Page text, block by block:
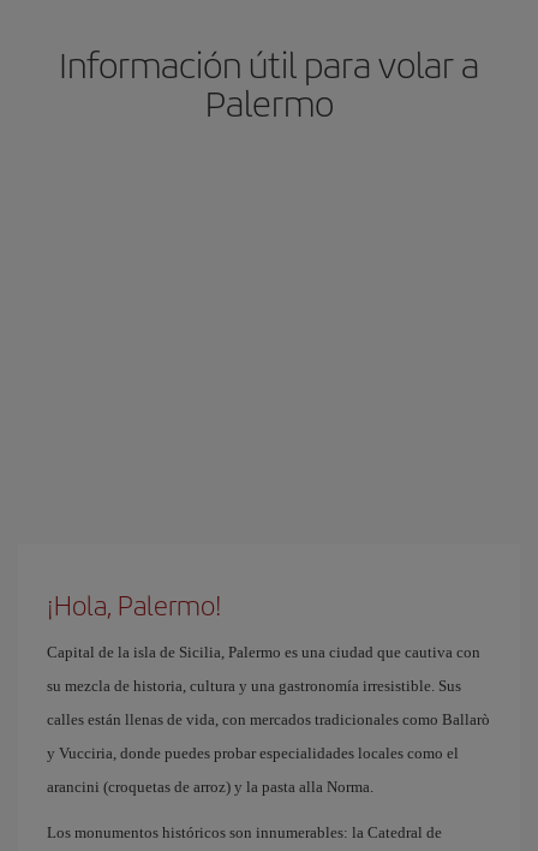
Información útil para volar a
Palermo
¡Hola, Palermo!
Capital de la isla de Sicilia, Palermo es una ciudad que cautiva con
su mezcla de historia, cultura y una gastronomía irresistible. Sus
calles están llenas de vida, con mercados tradicionales como Ballarò
y Vucciria, donde puedes probar especialidades locales como el
arancini (croquetas de arroz) y la pasta alla Norma.
Los monumentos históricos son innumerables: la Catedral de